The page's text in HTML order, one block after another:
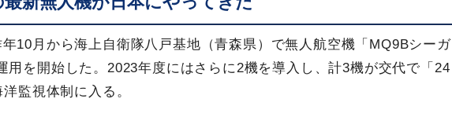
10月から海上自衛隊八戸基地（青森県）で無人航空機「MQ9Bシーガ
用を開始した。2023年度にはさらに2機を導入し、計3機が交代で「24
監視体制に入る。